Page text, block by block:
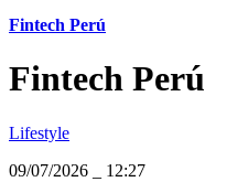
Fintech Perú
Fintech Perú
Lifestyle
09/07/2026
12:27